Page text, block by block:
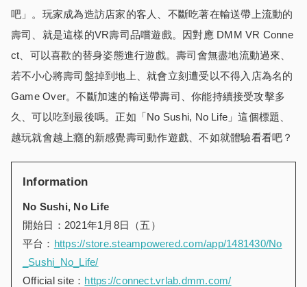
吧」。玩家成為造訪店家的客人、不斷吃著在輸送帶上流動的
壽司、就是這樣的VR壽司品嚐遊戲。因對應 DMM VR Conne
ct、可以喜歡的替身姿態進行遊戲。壽司會無盡地流動過來、
若不小心將壽司盤掉到地上、就會立刻遭受以不得入店為名的
Game Over。不斷加速的輸送帶壽司、你能持續接受攻擊多
久、可以吃到最後嗎。正如「No Sushi, No Life」這個標題、
越玩就會越上癮的新感覺壽司動作遊戲、不如就體驗看看吧？
Information
No Sushi, No Life
開始日：2021年1月8日（五）
平台： https://store.steampowered.com/app/1481430/No
_Sushi_No_Life/
Official site： https://connect.vrlab.dmm.com/